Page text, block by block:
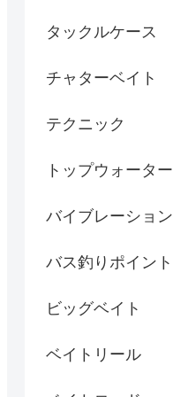
タックルケース
チャターベイト
テクニック
トップウォーター
バイブレーション
バス釣りポイント
ビッグベイト
ベイトリール